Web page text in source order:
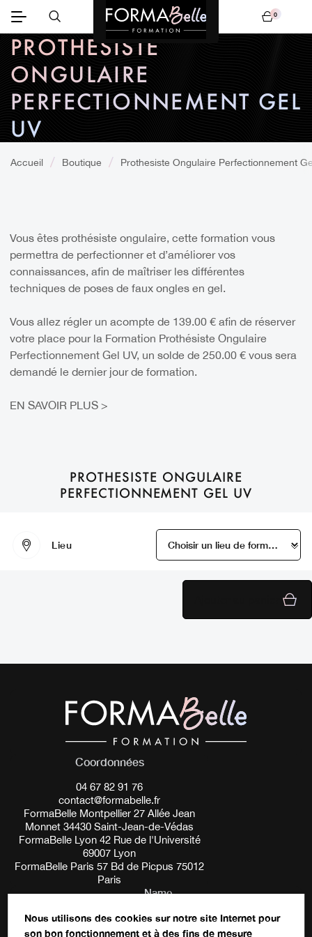
0
PROTHESISTE
ONGULAIRE
PERFECTIONNEMENT GEL
UV
Accueil Boutique Prothesiste Ongulaire Perfectionnement
Vous êtes prothésiste ongulaire, cette formation vous
permettra de perfectionner et d’améliorer vos
connaissances, afin de maîtriser les différentes
techniques de poses de faux ongles en gel.
Vous allez régler un acompte de 139.00 € afin de réserver
votre place pour la Formation Prothésiste Ongulaire
Perfectionnement Gel UV, un solde de 250.00 € vous sera
demandé le dernier jour de formation.
EN SAVOIR PLUS >
PROTHESISTE ONGULAIRE
PERFECTIONNEMENT GEL UV
Lieu
Name
Coordonnées
04 67 82 91 76
contact@formabelle.fr
FormaBelle Montpellier 27 Allée Jean
Monnet 34430 Saint-Jean-de-Védas
FormaBelle Lyon 42 Rue de l'Université
69007 Lyon
FormaBelle Paris 57 Bd de Picpus 75012
Paris
Nous utilisons des cookies sur notre site Internet pour
son bon fonctionnement et à des fins de mesure